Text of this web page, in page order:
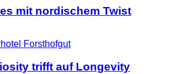
mit nordischem Twist
trifft auf Longevity